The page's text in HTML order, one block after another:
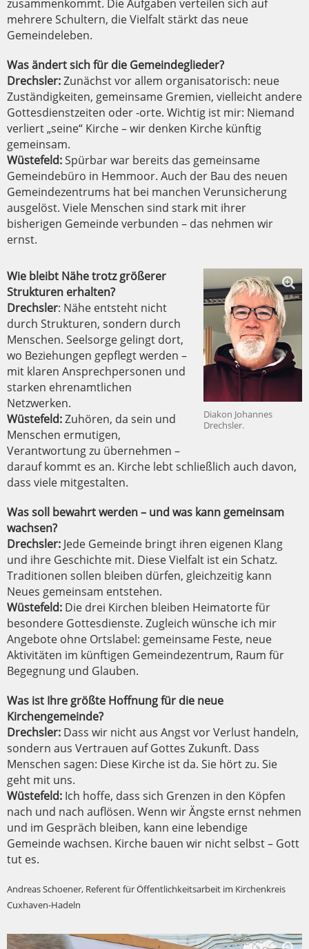
zusammenkommt. Die Aufgaben verteilen sich auf
mehrere Schultern, die Vielfalt stärkt das neue
Gemeindeleben.
Was ändert sich für die Gemeindeglieder?
Drechsler:Zunächst vor allem organisatorisch: neue
Zuständigkeiten, gemeinsame Gremien, vielleicht andere
Gottesdienstzeiten oder -orte. Wichtig ist mir: Niemand
verliert „seine“ Kirche – wir denken Kirche künftig
gemeinsam.
Wüstefeld:Spürbar war bereits das gemeinsame
Gemeindebüro in Hemmoor. Auch der Bau des neuen
Gemeindezentrums hat bei manchen Verunsicherung
ausgelöst. Viele Menschen sind stark mit ihrer
bisherigen Gemeinde verbunden – das nehmen wir
ernst.
Diakon Johannes
Drechsler.
Wie bleibt Nähe trotz größerer
Strukturen erhalten?
Drechsler: Nähe entsteht nicht
durch Strukturen, sondern durch
Menschen. Seelsorge gelingt dort,
wo Beziehungen gepflegt werden –
mit klaren Ansprechpersonen und
starken ehrenamtlichen
Netzwerken.
Wüstefeld:Zuhören, da sein und
Menschen ermutigen,
Verantwortung zu übernehmen –
darauf kommt es an. Kirche lebt schließlich auch davon,
dass viele mitgestalten.
Was soll bewahrt werden – und was kann gemeinsam
wachsen?
Drechsler: Jede Gemeinde bringt ihren eigenen Klang
und ihre Geschichte mit. Diese Vielfalt ist ein Schatz.
Traditionen sollen bleiben dürfen, gleichzeitig kann
Neues gemeinsam entstehen.
Wüstefeld: Die drei Kirchen bleiben Heimatorte für
besondere Gottesdienste. Zugleich wünsche ich mir
Angebote ohne Ortslabel: gemeinsame Feste, neue
Aktivitäten im künftigen Gemeindezentrum, Raum für
Begegnung und Glauben.
Was ist Ihre größte Hoffnung für die neue
Kirchengemeinde?
Drechsler: Dass wir nicht aus Angst vor Verlust handeln,
sondern aus Vertrauen auf Gottes Zukunft. Dass
Menschen sagen: Diese Kirche ist da. Sie hört zu. Sie
geht mit uns.
Wüstefeld: Ich hoffe, dass sich Grenzen in den Köpfen
nach und nach auflösen. Wenn wir Ängste ernst nehmen
und im Gespräch bleiben, kann eine lebendige
Gemeinde wachsen. Kirche bauen wir nicht selbst – Gott
tut es.
Andreas Schoener, Referent für Öffentlichkeitsarbeit im Kirchenkreis
Cuxhaven-Hadeln